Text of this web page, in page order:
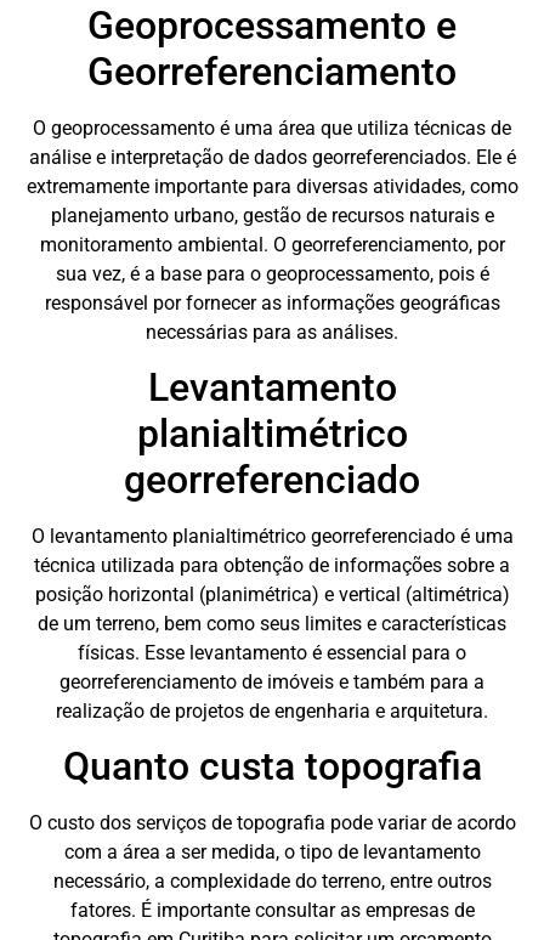
Geoprocessamento e
Georreferenciamento
O geoprocessamento é uma área que utiliza técnicas de
análise e interpretação de dados georreferenciados. Ele é
extremamente importante para diversas atividades, como
planejamento urbano, gestão de recursos naturais e
monitoramento ambiental. O georreferenciamento, por
sua vez, é a base para o geoprocessamento, pois é
responsável por fornecer as informações geográficas
necessárias para as análises.
Levantamento
planialtimétrico
georreferenciado
O levantamento planialtimétrico georreferenciado é uma
técnica utilizada para obtenção de informações sobre a
posição horizontal (planimétrica) e vertical (altimétrica)
de um terreno, bem como seus limites e características
físicas. Esse levantamento é essencial para o
georreferenciamento de imóveis e também para a
realização de projetos de engenharia e arquitetura.
Quanto custa topografia
O custo dos serviços de topografia pode variar de acordo
com a área a ser medida, o tipo de levantamento
necessário, a complexidade do terreno, entre outros
fatores. É importante consultar as empresas de